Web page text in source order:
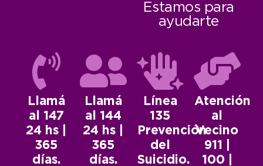
Estamos para
ayudarte
Llamá
al 147
24 hs |
365
días.
Llamá
al 144
24 hs |
365
días.
Línea
135
Prevención
del
Suicidio.
Atención
al
Vecino
911 |
100 |